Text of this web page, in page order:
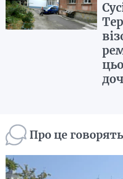
Про це говорять